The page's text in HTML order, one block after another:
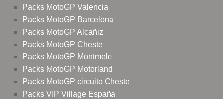
Packs MotoGP Valencia
Packs MotoGP Barcelona
Packs MotoGP Alcañiz
Packs MotoGP Cheste
Packs MotoGP Montmelo
Packs MotoGP Motorland
Packs MotoGP circuito Cheste
Packs VIP Village España